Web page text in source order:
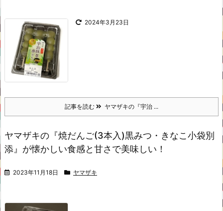
2024年3月23日
記事を読む ヤマザキの『宇治 ...
ヤマザキの『焼だんご(3本入)黒みつ・きなこ小袋別
添』が懐かしい食感と甘さで美味しい！
2023年11月18日 ヤマザキ